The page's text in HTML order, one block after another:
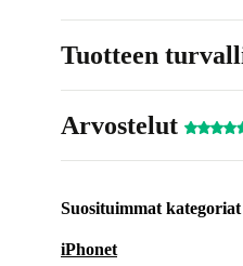
Tuotteen
Arvostelut
Suosituimmat kategoriat
iPhonet